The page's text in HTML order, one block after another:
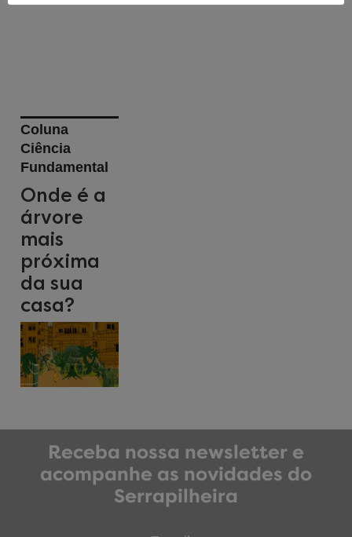
Coluna
Ciência
Fundamental
Onde é a
árvore
mais
próxima
da sua
casa?
Receba nossa newsletter e
acompanhe as novidades do
Serrapilheira